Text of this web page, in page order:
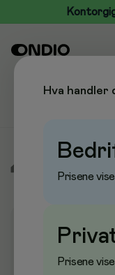
Hva handler
Prisene
Prisene